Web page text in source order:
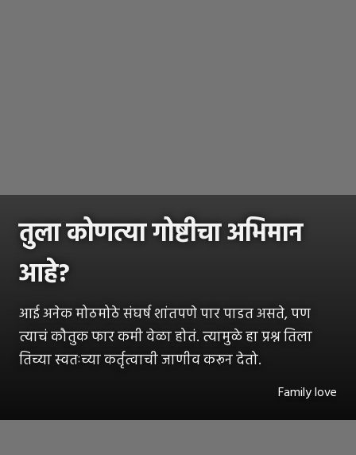
तुला कोणत्या गोष्टीचा अभिमान
आहे?
आई अनेक मोठमोठे संघर्ष शांतपणे पार पाडत असते, पण
त्याचं कौतुक फार कमी वेळा होतं. त्यामुळे हा प्रश्न तिला
तिच्या स्वतःच्या कर्तृत्वाची जाणीव करून देतो.
Family love